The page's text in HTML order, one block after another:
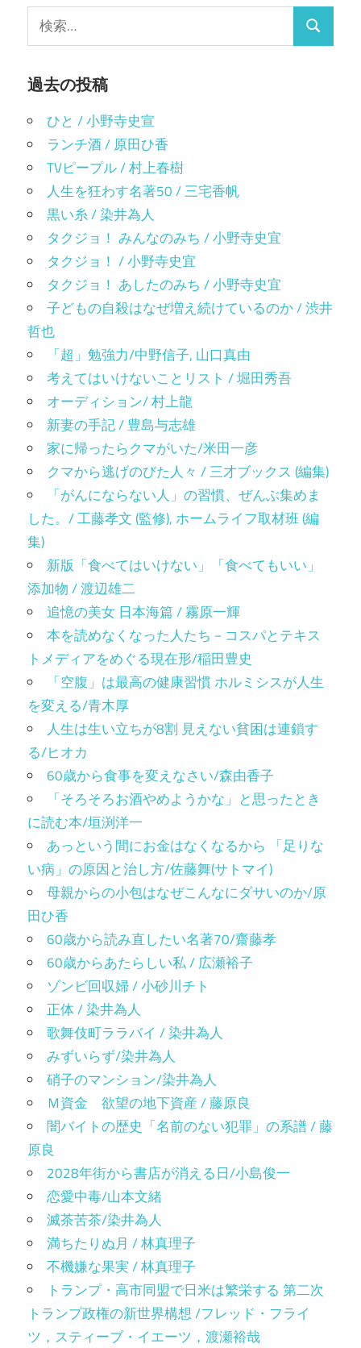
ィ
ン
ド
ウ
で
ま
す)
す)
ー
ョ
ン
索:
検
過去の投稿
ひと / 小野寺史宣
ランチ酒 / 原田ひ香
TVピープル / 村上春樹
人生を狂わす名著50 / 三宅香帆
黒い糸 / 染井為人
タクジョ！ みんなのみち / 小野寺史宜
タクジョ！ / 小野寺史宜
タクジョ！ あしたのみち / 小野寺史宜
子どもの自殺はなぜ増え続けているのか / 渋井
哲也
「超」勉強力/中野信子, 山口真由
考えてはいけないことリスト / 堀田秀吾
オーディション/ 村上龍
新妻の手記 / 豊島与志雄
家に帰ったらクマがいた/米田一彦
クマから逃げのびた人々 / 三才ブックス (編集)
「がんにならない人」の習慣、ぜんぶ集めま
した。/ 工藤孝文 (監修), ホームライフ取材班 (編
集)
新版「食べてはいけない」「食べてもいい」
添加物 / 渡辺雄二
追憶の美女 日本海篇 / 霧原一輝
本を読めなくなった人たち－コスパとテキス
トメディアをめぐる現在形/稲田豊史
「空腹」は最高の健康習慣 ホルミシスが人生
を変える/青木厚
人生は生い立ちが8割 見えない貧困は連鎖す
る/ヒオカ
60歳から食事を変えなさい/森由香子
「そろそろお酒やめようかな」と思ったとき
に読む本/垣渕洋一
あっという間にお金はなくなるから 「足りな
い病」の原因と治し方/佐藤舞(サトマイ)
母親からの小包はなぜこんなにダサいのか/原
田ひ香
60歳から読み直したい名著70/齋藤孝
60歳からあたらしい私 / 広瀬裕子
ゾンビ回収婦 / 小砂川チト
正体 / 染井為人
歌舞伎町ララバイ / 染井為人
みずいらず/染井為人
硝子のマンション/染井為人
Ｍ資金 欲望の地下資産 / 藤原良
闇バイトの歴史「名前のない犯罪」の系譜 / 藤
原良
2028年街から書店が消える日/小島俊一
恋愛中毒/山本文緒
滅茶苦茶/染井為人
満ちたりぬ月 / 林真理子
不機嫌な果実 / 林真理子
トランプ・高市同盟で日米は繁栄する 第二次
トランプ政権の新世界構想 /フレッド・フライ
ツ，スティーブ・イエーツ，渡瀬裕哉